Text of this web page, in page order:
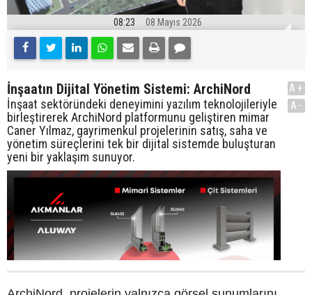
08:23 08 Mayıs 2026
İnşaatın Dijital Yönetim Sistemi: ArchiNord
İnşaat sektöründeki deneyimini yazılım teknolojileriyle
birleştirerek ArchiNord platformunu geliştiren mimar
Caner Yılmaz, gayrimenkul projelerinin satış, saha ve
yönetim süreçlerini tek bir dijital sistemde buluşturan
yeni bir yaklaşım sunuyor.
A+
A-